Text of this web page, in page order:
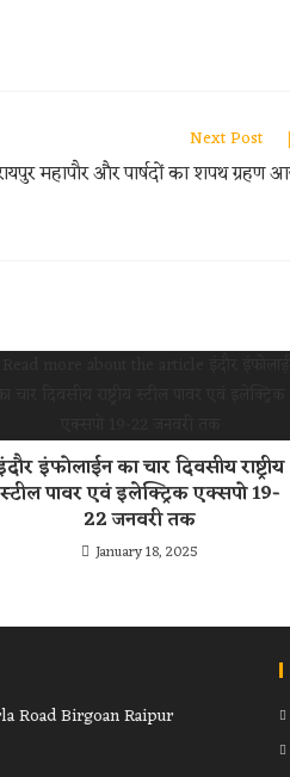
Next Post
महापौर और पार्षदों का शपथ ग्रहण
इंफोलाईन का चार दिवसीय राष्ट्रीय
स्टील पावर एवं इलेक्ट्रिक एक्सपो 19-
22 जनवरी तक
January 18, 2025
Road Birgoan Raipur